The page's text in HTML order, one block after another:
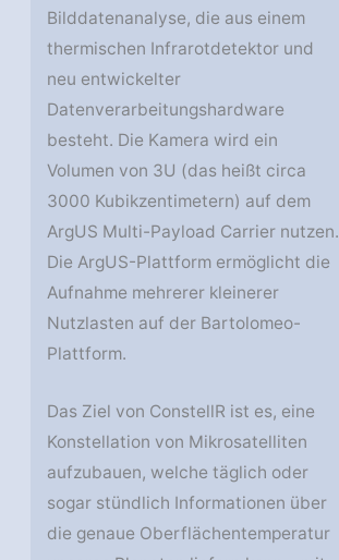
Bilddatenanalyse, die aus einem
thermischen Infrarotdetektor und
neu entwickelter
Datenverarbeitungshardware
besteht. Die Kamera wird ein
Volumen von 3U (das heißt circa
3000 Kubikzentimetern) auf dem
ArgUS Multi-Payload Carrier nutzen.
Die ArgUS-Plattform ermöglicht die
Aufnahme mehrerer kleinerer
Nutzlasten auf der Bartolomeo-
Plattform.
Das Ziel von ConstellR ist es, eine
Konstellation von Mikrosatelliten
aufzubauen, welche täglich oder
sogar stündlich Informationen über
die genaue Oberflächentemperatur